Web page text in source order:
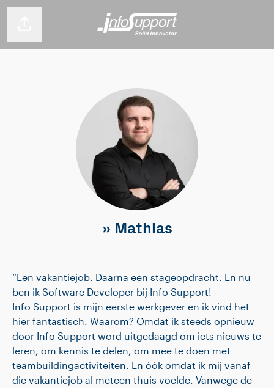
» Mathias
“Een vakantiejob. Daarna een stageopdracht. En nu
ben ik Software Developer bij Info Support!
Info Support is mijn eerste werkgever en ik vind het
hier fantastisch. Waarom? Omdat ik steeds opnieuw
door Info Support word uitgedaagd om iets nieuws te
leren, om kennis te delen, om mee te doen met
teambuildingactiviteiten. En óók omdat ik mij vanaf
die vakantiejob al meteen thuis voelde. Vanwege de